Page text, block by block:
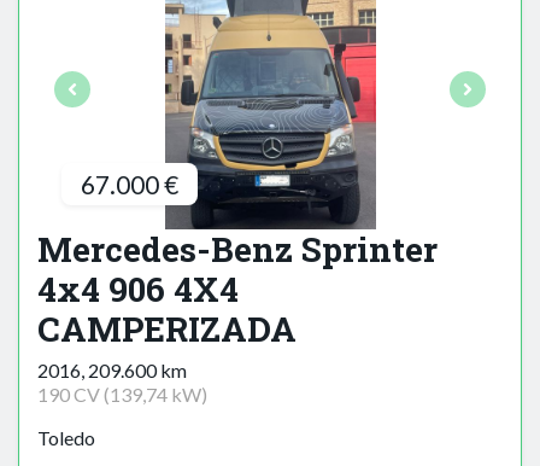
67.000 €
Mercedes-Benz Sprinter
4x4 906 4X4
CAMPERIZADA
2016, 209.600 km
190 CV (139,74 kW)
Toledo